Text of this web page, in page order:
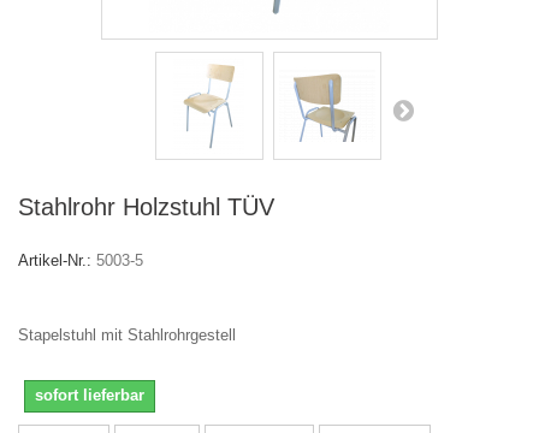
Stahlrohr Holzstuhl TÜV
Artikel-Nr.: 5003-5
Stapelstuhl mit Stahlrohrgestell
sofort lieferbar